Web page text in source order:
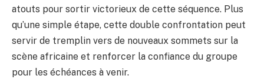
atouts pour sortir victorieux de cette séquence. Plus
qu’une simple étape, cette double confrontation peut
servir de tremplin vers de nouveaux sommets sur la
scène africaine et renforcer la confiance du groupe
pour les échéances à venir.